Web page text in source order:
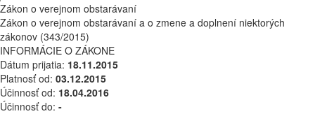
Zákon o verejnom obstarávaní
Zákon o verejnom obstarávaní a o zmene a doplnení niektorých
zákonov (343/2015)
INFORMÁCIE O ZÁKONE
Dátum prijatia: 18.11.2015
Platnosť od: 03.12.2015
Účinnosť od: 18.04.2016
Účinnosť do: -